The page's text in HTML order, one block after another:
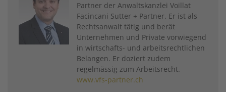
Partner der Anwaltskanzlei Voillat
Facincani Sutter + Partner. Er ist als
Rechtsanwalt tätig und berät
Unternehmen und Private vorwiegend
in wirtschafts- und arbeitsrechtlichen
Belangen. Er doziert zudem
regelmässig zum Arbeitsrecht.
www.vfs-partner.ch